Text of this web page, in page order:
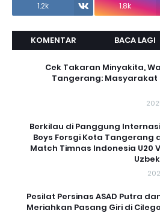
1.8k
1.2k
BACA LAGI
KOMENTAR
Cek Takaran Minyakita,
Tangerang: Masyarakat
Berkilau di Panggung
Boys Forsgi Kota Tangerang
Match Timnas Indonesia U20
795 Pesilat Persinas ASAD Putra
Meriahkan Pasang Giri di